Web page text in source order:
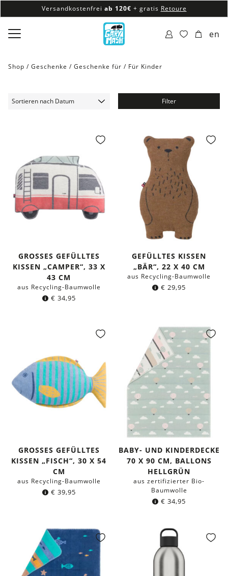
Versandkostenfrei ab 120€ + gratis Retoure
100% veganes & fair produziertes Sortiment
Versandkostenfrei ab 120€
en
Shop / Geschenke / Geschenke für / Für Kinder
Filter
GROSSES GEFÜLLTES K
ISSEN „CAMPER“, 33 X 4
3 CM
aus Recycling-Baumwolle
€ 34,95
GEFÜLLTES KISSEN
„BÄR“, 22 X 40 CM
aus Recycling-Baumwolle
€ 29,95
GROSSES GEFÜLLTES K
ISSEN „FISCH“, 30 X 54 C
M
aus Recycling-Baumwolle
€ 39,95
BABY- UND KINDERDECKE
70 X 90 CM, BALLONS
HELLGRÜN
aus zertifizierter Bio-
Baumwolle
€ 34,95